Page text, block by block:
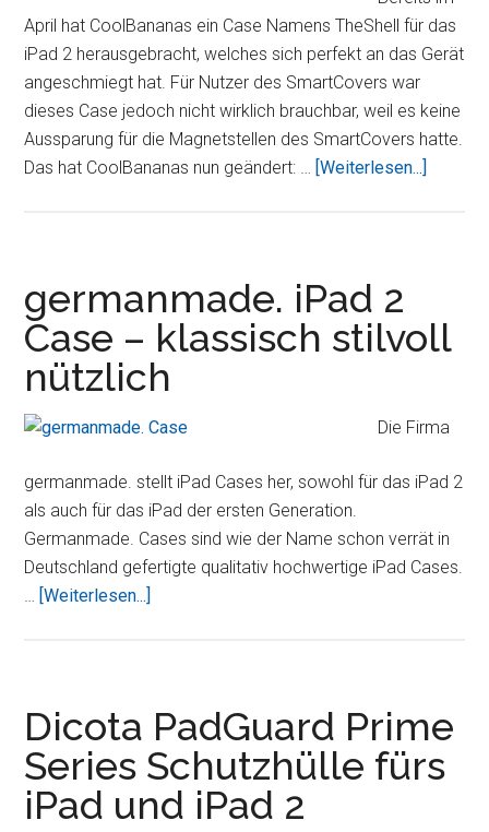
iPad
im
Test
April hat CoolBananas ein Case Namens TheShell für das
iPad 2 herausgebracht, welches sich perfekt an das Gerät
angeschmiegt hat. Für Nutzer des SmartCovers war
dieses Case jedoch nicht wirklich brauchbar, weil es keine
Aussparung für die Magnetstellen des SmartCovers hatte.
Das hat CoolBananas nun geändert: … [Weiterlesen...]
germanmade. iPad 2
Case – klassisch stilvoll
nützlich
Die Firma
germanmade. stellt iPad Cases her, sowohl für das iPad 2
als auch für das iPad der ersten Generation.
Germanmade. Cases sind wie der Name schon verrät in
Deutschland gefertigte qualitativ hochwertige iPad Cases.
… [Weiterlesen...]
–
klassisch
stilvoll
nützlich
Dicota PadGuard Prime
Series Schutzhülle fürs
iPad und iPad 2